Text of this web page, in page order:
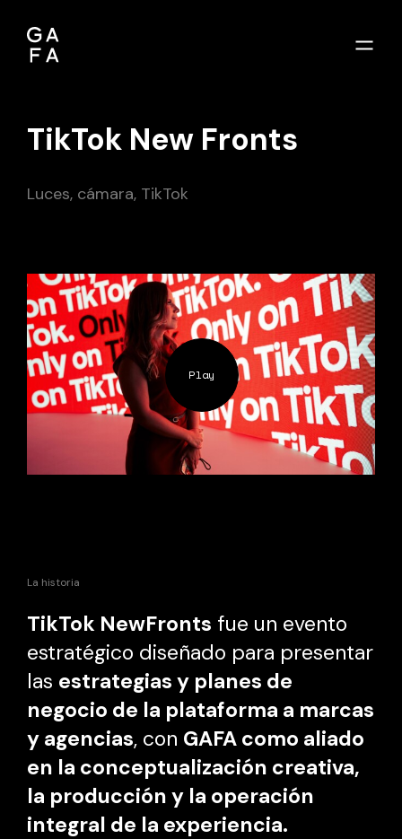
TikTok New Fronts
Luces, cámara, TikTok
Play
La historia
TikTok NewFronts fue un evento
estratégico diseñado para presentar
las estrategias y planes de
negocio de la plataforma a marcas
y agencias, con GAFA como aliado
en la conceptualización creativa,
la producción y la operación
integral de la experiencia.